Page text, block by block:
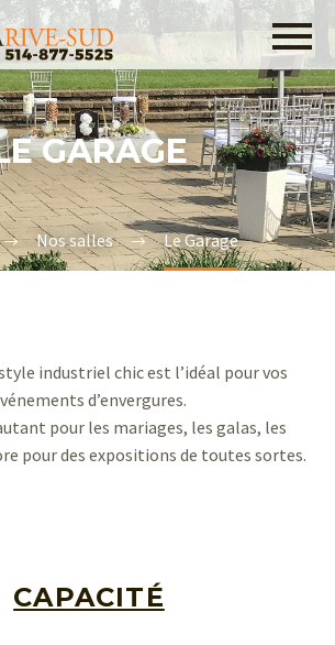
GARAGE
Nos salles Le Garage
industriel chic est l’idéal pour vos
d’envergures.
pour les mariages, les galas, les
pour des expositions de toutes sortes.
CAPACITÉ